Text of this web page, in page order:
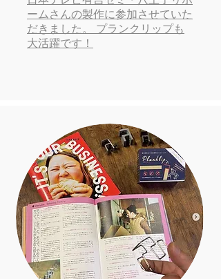
ームさんの製作に参加させていた
だきました。 プランクリップも
大活躍です！